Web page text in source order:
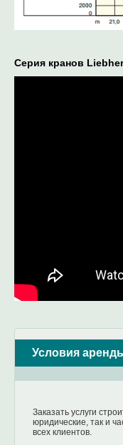
Серия кранов
Условия
Заказать услуги
юридические, так и
всех клиентов.